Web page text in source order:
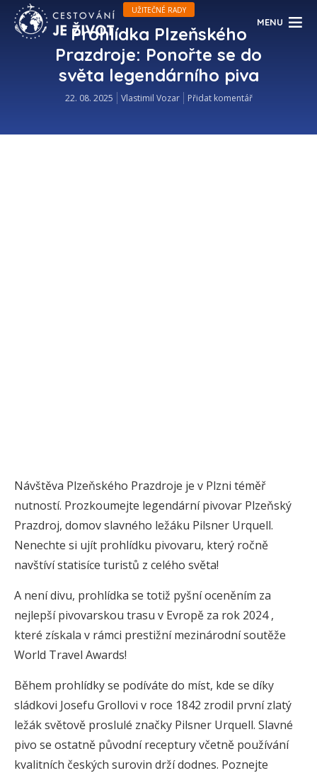
MENU
UŽITEČNÉ RADY
Prohlídka Plzeňského
Prazdroje: Ponořte se do
světa legendárního piva
22. 08. 2025 Vlastimil Vozar Přidat komentář
Návštěva Plzeňského Prazdroje je v Plzni téměř
nutností. Prozkoumejte legendární pivovar Plzeňský
Prazdroj, domov slavného ležáku Pilsner Urquell.
Nenechte si ujít prohlídku pivovaru, který ročně
navštíví statisíce turistů z celého světa!
A není divu, prohlídka se totiž pyšní oceněním za
nejlepší pivovarskou trasu v Evropě za rok 2024 ,
které získala v rámci prestižní mezinárodní soutěže
World Travel Awards!
Během prohlídky se podíváte do míst, kde se díky
sládkovi Josefu Grollovi v roce 1842 zrodil první zlatý
ležák světově proslulé značky Pilsner Urquell. Slavné
pivo se ostatně původní receptury včetně používání
kvalitních českých surovin drží dodnes. Poznejte